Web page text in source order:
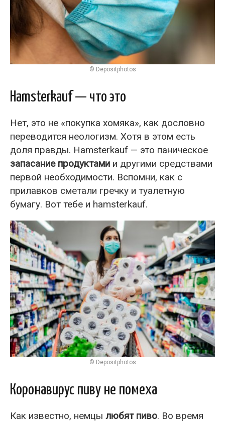
© Depositphotos
Hamsterkauf — что это
Нет, это не «покупка хомяка», как дословно
переводится неологизм. Хотя в этом есть
доля правды. Hamsterkauf — это паническое
запасание продуктами и другими средствами
первой необходимости. Вспомни, как с
прилавков сметали гречку и туалетную
бумагу. Вот тебе и hamsterkauf.
© Depositphotos
Коронавирус пиву не помеха
Как известно, немцы любят пиво. Во время